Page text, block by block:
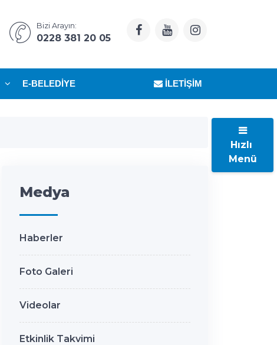
Bizi Arayın:
0228 381 20 05
E-BELEDIYE İLETIŞIM
Medya
Haberler
Foto Galeri
Videolar
Etkinlik Takvimi
Hızlı
Menü